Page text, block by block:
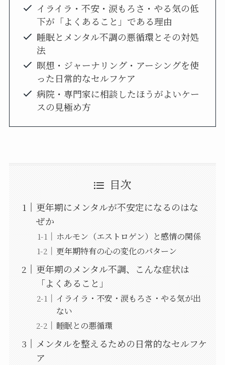
イライラ・不安・涙もろさ・やる気の低
下が「よくあること」である理由
睡眠とメンタル不調の悪循環とその対処
法
瞑想・ジャーナリング・アーシングを使
った日常的なセルフケア
病院・専門家に相談したほうがよいケー
スの見極め方
目次
更年期にメンタルが不安定になるのはな
ぜか
ホルモン（エストロゲン）と感情の関係
更年期特有の心の変化のパターン
更年期のメンタル不調、こんな症状は
「よくあること」
イライラ・不安・涙もろさ・やる気が出
ない
睡眠との悪循環
メンタルを整えるための日常的なセルフケ
ア